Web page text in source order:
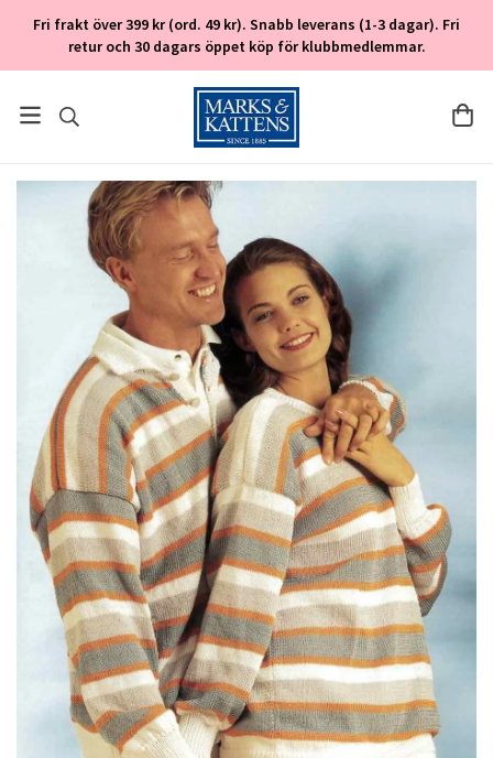
Fri frakt över 399 kr (ord. 49 kr). Snabb leverans (1-3 dagar). Fri
retur och 30 dagars öppet köp för klubbmedlemmar.